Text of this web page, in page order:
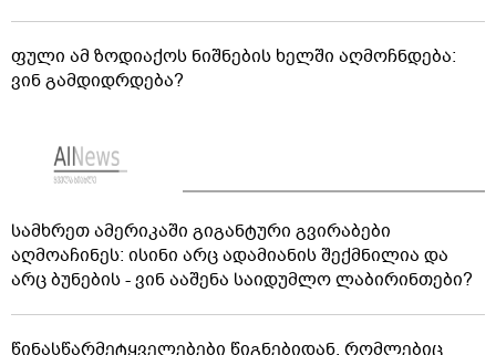
ფული ამ ზოდიაქოს ნიშნების ხელში აღმოჩნდება:
ვინ გამდიდრდება?
სამხრეთ ამერიკაში გიგანტური გვირაბები
აღმოაჩინეს: ისინი არც ადამიანის შექმნილია და
არც ბუნების - ვინ ააშენა საიდუმლო ლაბირინთები?
წინასწარმეტყველებები წიგნებიდან, რომლებიც